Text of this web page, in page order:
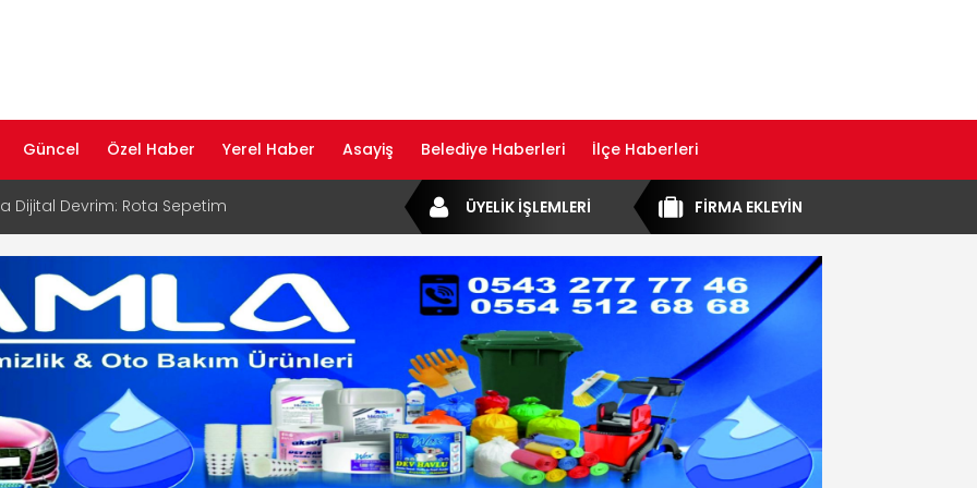
Güncel Özel Haber Yerel Haber Asayiş Belediye Haberleri İlçe Haberleri
Dijital Devrim: Rota Sepetim
Bölge Müdürü Makam Koltuğunu
Rehberi ile Google ve Yapay Zeka
Öne Çıkın
Rehberi Hizmete Girdi
Yayın Hayatına Başladı | Hızlı ve Akıllı
FİRMA EKLEYİN
ÜYELİK İŞLEMLERİ